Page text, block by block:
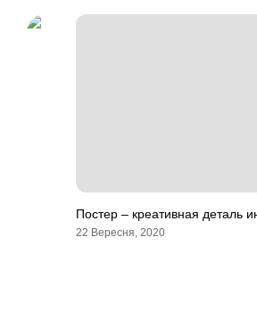
Постер – креативная деталь
22 Вересня, 2020